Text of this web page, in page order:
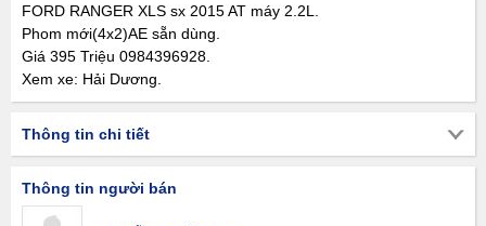
FORD RANGER XLS sx 2015 AT máy 2.2L.
Phom mới(4x2)AE sẵn dùng.
Giá 395 Triệu 0984396928.
Xem xe: Hải Dương.
Thông tin chi tiết
Thông tin người bán